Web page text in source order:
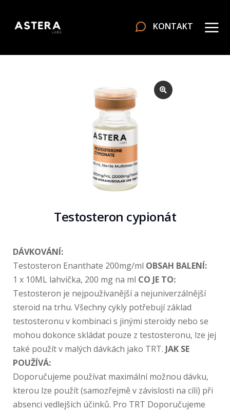
KONTAKT
Testosteron cypionát
DÁVKOVÁNÍ:
Testosteron Enanthate 200mg/ml OBSAH BALENÍ:
1 x 10ML lahvička, 200 mg na ml CO JE TO:
Testosteron je nejpoužívanější a nejuniverzálnější
steroid na trhu. Všechny cykly potřebují základ
testosteronu v kombinaci s jinými steroidy nebo se
mohou dokonce skládat pouze z testosteronu, lze jej
také použít v malých dávkách jako TRT. JAK SE
POUŽÍVÁ:
Doporučujeme používat maximální možnou dávku,
kterou lze použít (samozřejmě v závislosti na cíli) při
absenci vedlejších účinků. Pro TRT Doporučujeme